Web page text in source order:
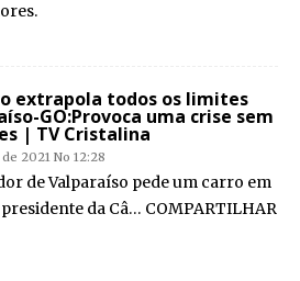
extrapola todos os limites
GO:Provoca uma crise sem
| TV Cristalina
2021 No 12:28
de Valparaíso pede um carro em
da Câ… COMPARTILHAR